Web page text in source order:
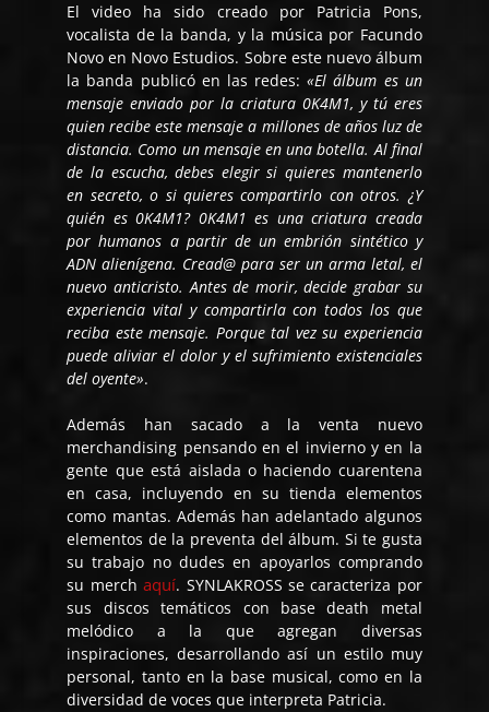
El video ha sido creado por Patricia Pons,
vocalista de la banda, y la música por Facundo
Novo en Novo Estudios. Sobre este nuevo álbum
la banda publicó en las redes:«El álbum es un
mensaje enviado por la criatura 0K4M1, y tú eres
quien recibe este mensaje a millones de años luz de
distancia. Como un mensaje en una botella. Al final
de la escucha, debes elegir si quieres mantenerlo
en secreto, o si quieres compartirlo con otros. ¿Y
quién es 0K4M1? 0K4M1 es una criatura creada
por humanos a partir de un embrión sintético y
ADN alienígena. Cread@ para ser un arma letal, el
nuevo anticristo. Antes de morir, decide grabar su
experiencia vital y compartirla con todos los que
reciba este mensaje. Porque tal vez su experiencia
puede aliviar el dolor y el sufrimiento existenciales
del oyente».
Además han sacado a la venta nuevo
merchandising pensando en el invierno y en la
gente que está aislada o haciendo cuarentena
en casa, incluyendo en su tienda elementos
como mantas. Además han adelantado algunos
elementos de la preventa del álbum. Si te gusta
su trabajo no dudes en apoyarlos comprando
su merchaquí. SYNLAKROSS se caracteriza por
sus discos temáticos con base death metal
melódico a la que agregan diversas
inspiraciones, desarrollando así un estilo muy
personal, tanto en la base musical, como en la
diversidad de voces que interpreta Patricia.